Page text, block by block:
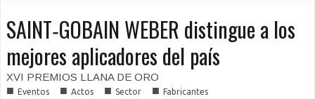
SAINT‐GOBAIN WEBER distingue a los
mejores aplicadores del país
XVI PREMIOS LLANA DE ORO
■ Eventos ■ Actos ■ Sector ■ Fabricantes